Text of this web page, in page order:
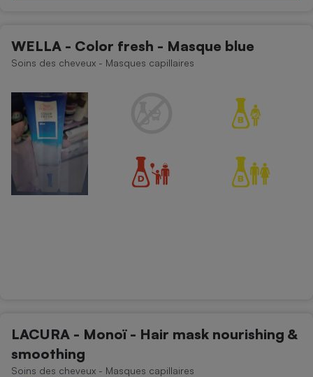
WELLA - Color fresh - Masque blue
Soins des cheveux - Masques capillaires
LACURA - Monoï - Hair mask nourishing &
smoothing
Soins des cheveux - Masques capillaires